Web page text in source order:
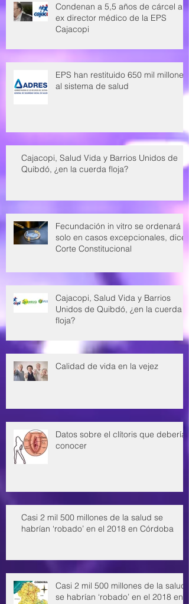
Condenan a 5,5 años de cárcel a
ex director médico de la EPS
Cajacopi
EPS han restituido 650 mil millones
al sistema de salud
Cajacopi, Salud Vida y Barrios Unidos de
Quibdó, ¿en la cuerda floja?
Fecundación in vitro se ordenará
solo en casos excepcionales, dice
Corte Constitucional
Cajacopi, Salud Vida y Barrios
Unidos de Quibdó, ¿en la cuerda
floja?
Calidad de vida en la vejez
Datos sobre el clítoris que deberías
conocer
Casi 2 mil 500 millones de la salud se
habrían ‘robado’ en el 2018 en Córdoba
Casi 2 mil 500 millones de la salud
se habrían ‘robado’ en el 2018 en